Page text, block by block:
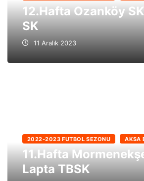
12.Hafta Ozanköy
SK
11 Aralık 2023
2022-2023 FUTBOL SEZONU AKSA
11.Hafta
Lapta TBSK